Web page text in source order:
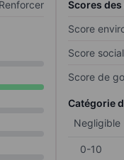
Renforcer Scores des
Score
Score social
Score de
Catégorie
Negligible
0-10